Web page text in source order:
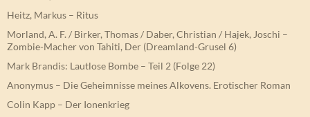
Heitz, Markus – Ritus
Morland, A. F. / Birker, Thomas / Daber, Christian / Hajek, Joschi –
Zombie-Macher von Tahiti, Der (Dreamland-Grusel 6)
Mark Brandis: Lautlose Bombe – Teil 2 (Folge 22)
Anonymus – Die Geheimnisse meines Alkovens. Erotischer Roman
Colin Kapp – Der Ionenkrieg